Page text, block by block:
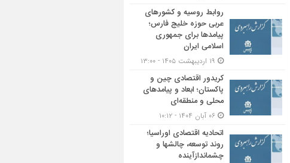
روابط روسیه و کشورهای
عربی حوزه خلیج فارس؛
پیامدها برای جمهوری
اسلامی ایران
کریدور اقتصادی چین و
پاکستان؛ ابعاد و پیامدهای
محلی و منطقه‌ای
اتحادیه اقتصادی اوراسیا؛
روند توسعه، چالشها و
چشماندازآینده